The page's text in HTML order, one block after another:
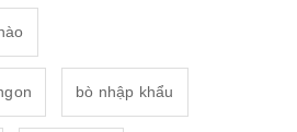
bò nhập khẩu